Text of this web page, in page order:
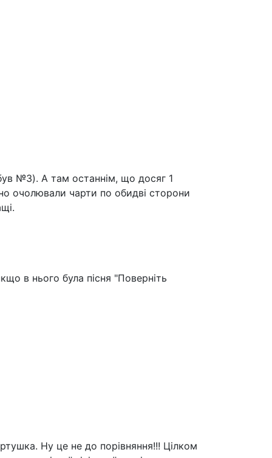
№3). А там останнім, що досяг 1
очолювали чарти по обидві сторони
в нього була пісня "Поверніть
Ну це не до порівняння!!! Цілком